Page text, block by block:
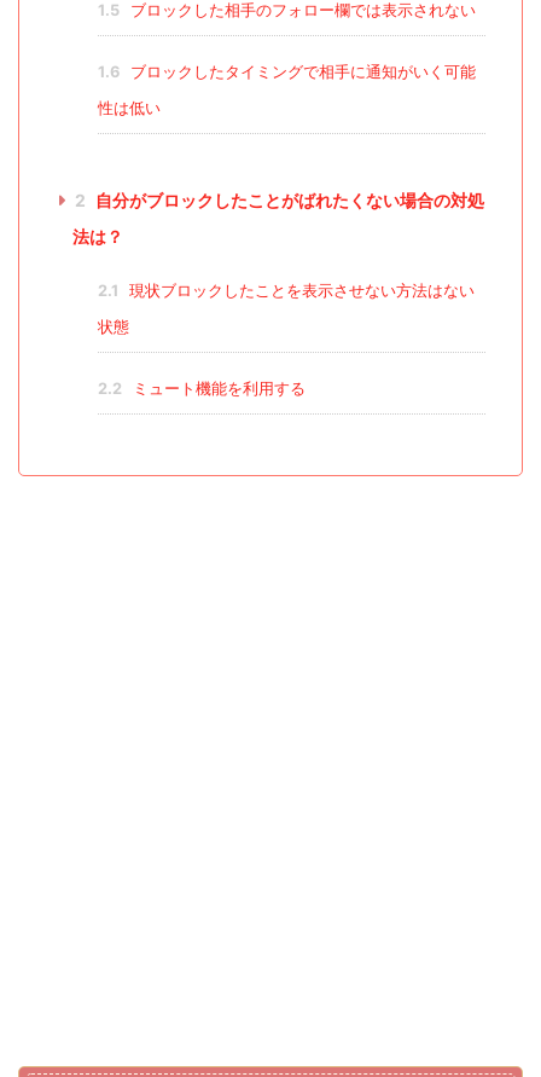
1.5 ブロックした相手のフォロー欄では表示されない
1.6
ブロックしたタイミングで相手に通知がいく可能
性は低い
2
自分がブロックしたことがばれたくない場合の対処
法は？
2.1
現状ブロックしたことを表示させない方法はない
状態
2.2 ミュート機能を利用する